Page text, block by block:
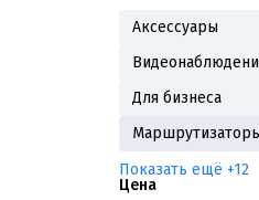
Аксессуары
Для бизнеса
Показать ещё +12
Цена